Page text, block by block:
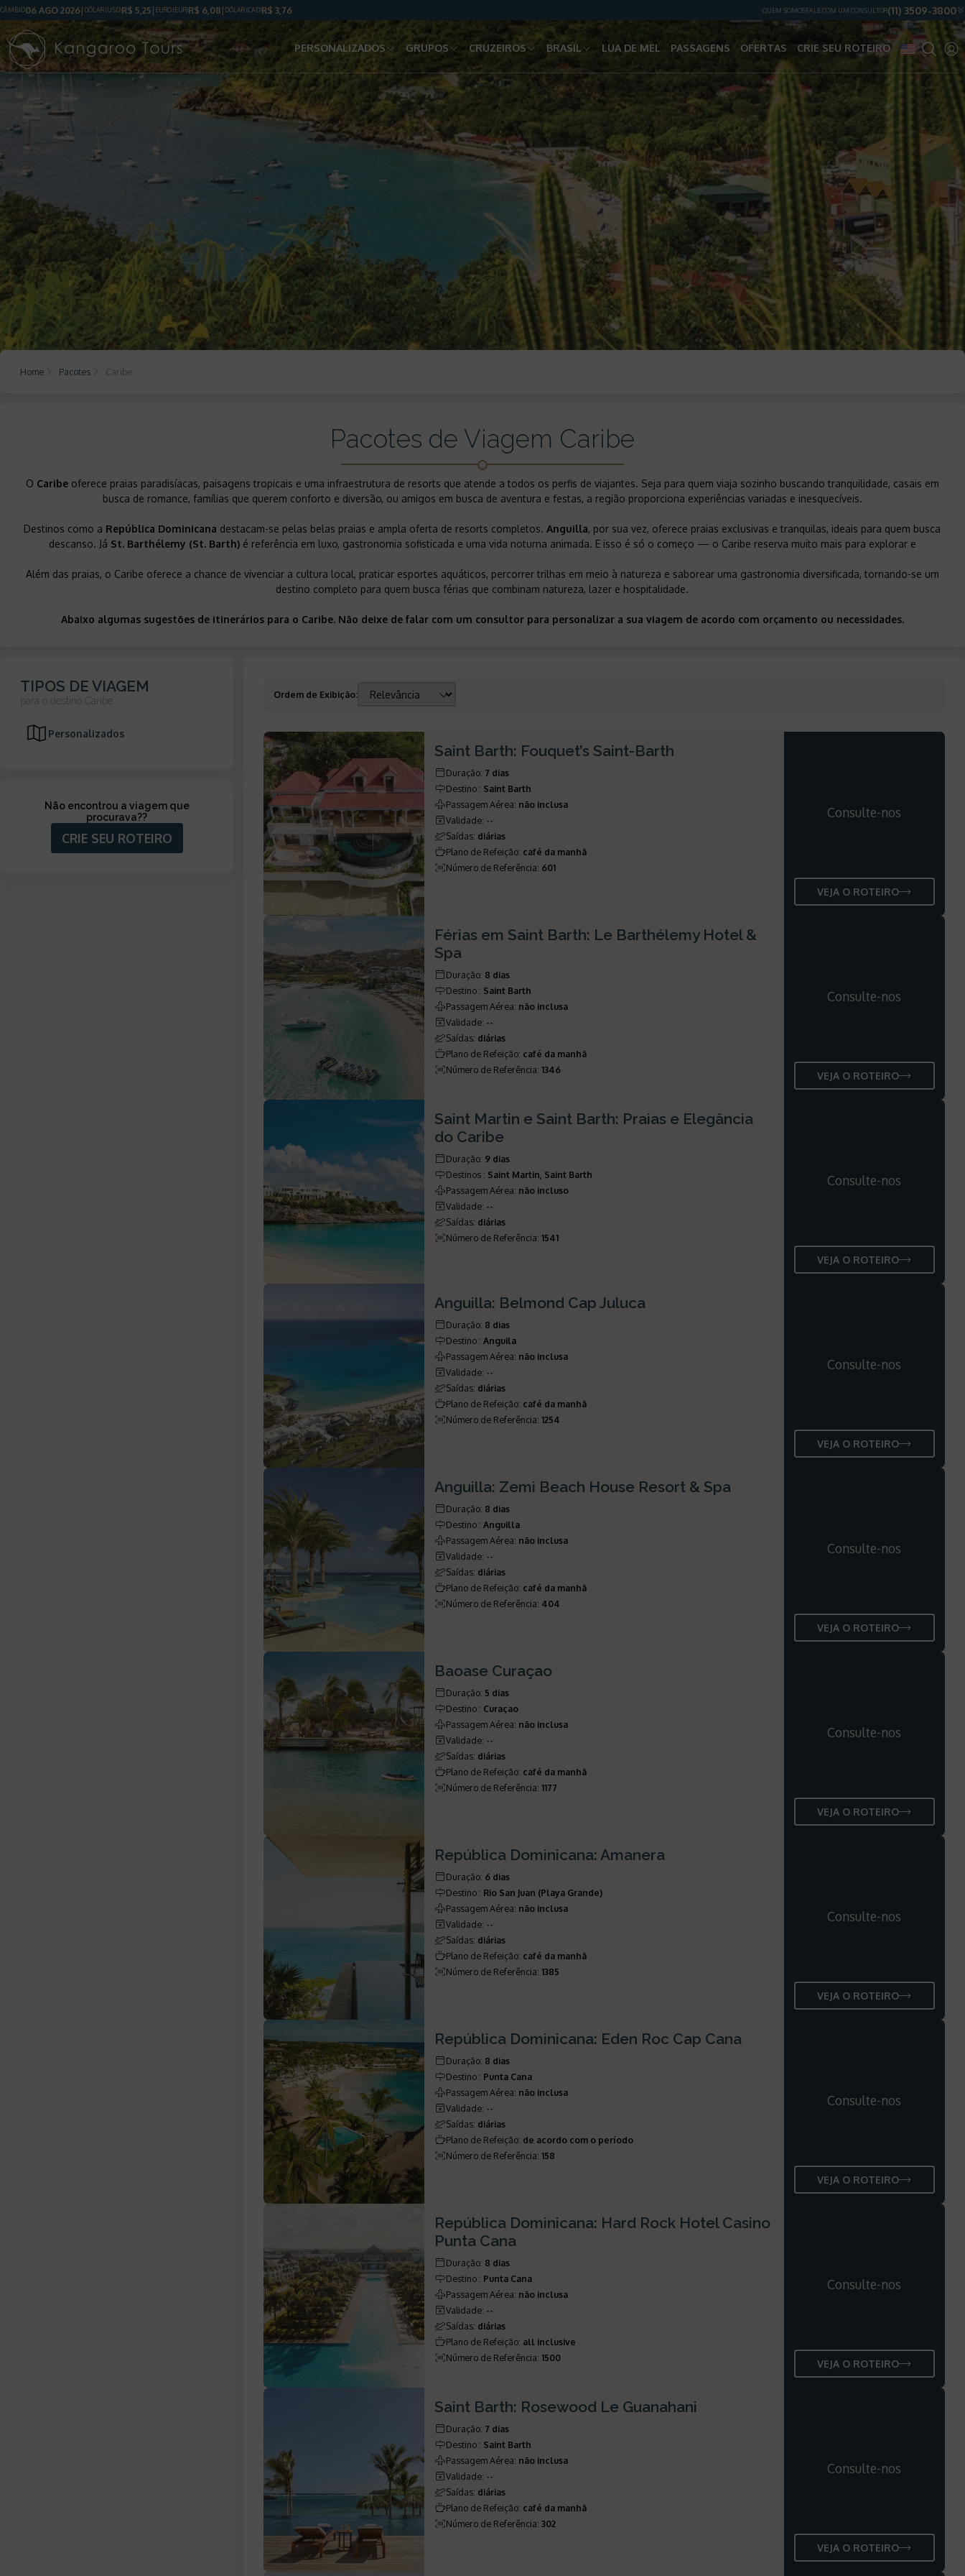
CÂMBIO06 AGO 2026 DÓLAR(USD)R$ 5,25 EURO (EUR)R$ 6,08 DÓLAR(CAD)R$ 3,76 QUEM SOMOSFALE COM UM CONSULTOR(11) 3509-3800
PERSONALIZADOS GRUPOS CRUZEIROS BRASIL LUA DE MEL PASSAGENS OFERTAS CRIE SEU ROTEIRO
Home Pacotes Caribe
Pacotes de Viagem Caribe
O Caribeoferece praias paradisíacas, paisagens tropicais e uma infraestrutura de resorts que atende a todos os perfis de viajantes. Seja para quem viaja sozinho buscando tranquilidade, casais em
busca de romance, famílias que querem conforto e diversão, ou amigos em busca de aventura e festas, a região proporciona experiências variadas e inesquecíveis.
Destinos como a República Dominicana destacam-se pelas belas praias e ampla oferta de resorts completos.Anguilla, por sua vez, oferece praias exclusivas e tranquilas, ideais para quem busca
descanso. Já St. Barthélemy (St. Barth)é referência em luxo, gastronomia sofisticada e uma vida noturna animada. E isso é só o começo — o Caribe reserva muito mais para explorar e
Além das praias, o Caribe oferece a chance de vivenciar a cultura local, praticar esportes aquáticos, percorrer trilhas em meio à natureza e saborear uma gastronomia diversificada, tornando-se um
destino completo para quem busca férias que combinam natureza, lazer e hospitalidade.
Abaixo algumas sugestões de itinerários para o Caribe. Não deixe de falar com um consultor para personalizar a sua viagem de acordo com orçamento ou necessidades.
TIPOS DE VIAGEM
para o destino Caribe
Personalizados
Não encontrou a viagem que
procurava??
CRIE SEU ROTEIRO
Ordem de Exibição:
Saint Barth: Fouquet’s Saint-Barth
Duração: 7 dias
Destino : Saint Barth
Passagem Aérea: não inclusa
Validade: --
Saídas: diárias
Plano de Refeição: café da manhã
Número de Referência: 601
Consulte-nos
VEJA O ROTEIRO
Férias em Saint Barth: Le Barthélemy Hotel &
Spa
Duração: 8 dias
Destino : Saint Barth
Passagem Aérea: não inclusa
Validade: --
Saídas: diárias
Plano de Refeição: café da manhã
Número de Referência:1346
Consulte-nos
VEJA O ROTEIRO
Saint Martin e Saint Barth: Praias e Elegância
do Caribe
Duração: 9 dias
Destinos : Saint Martin, Saint Barth
Passagem Aérea: não incluso
Validade: --
Saídas: diárias
Número de Referência:1541
Consulte-nos
VEJA O ROTEIRO
Anguilla: Belmond Cap Juluca
Duração: 8 dias
Destino : Anguila
Passagem Aérea: não inclusa
Validade: --
Saídas: diárias
Plano de Refeição: café da manhã
Número de Referência:1254
Consulte-nos
VEJA O ROTEIRO
Anguilla: Zemi Beach House Resort & Spa
Duração: 8 dias
Destino : Anguilla
Passagem Aérea: não inclusa
Validade: --
Saídas: diárias
Plano de Refeição: café da manhã
Número de Referência: 404
Consulte-nos
VEJA O ROTEIRO
Baoase Curaçao
Duração: 5 dias
Destino : Curaçao
Passagem Aérea: não inclusa
Validade: --
Saídas: diárias
Plano de Refeição: café da manhã
Número de Referência:1177
Consulte-nos
VEJA O ROTEIRO
República Dominicana: Amanera
Duração: 6 dias
Destino : Rio San Juan (Playa Grande)
Passagem Aérea: não inclusa
Validade: --
Saídas: diárias
Plano de Refeição: café da manhã
Número de Referência:1385
Consulte-nos
VEJA O ROTEIRO
República Dominicana: Eden Roc Cap Cana
Duração: 8 dias
Destino : Punta Cana
Passagem Aérea: não inclusa
Validade: --
Saídas: diárias
Plano de Refeição: de acordo com o período
Número de Referência:158
Consulte-nos
VEJA O ROTEIRO
República Dominicana: Hard Rock Hotel Casino
Punta Cana
Duração: 8 dias
Destino : Punta Cana
Passagem Aérea: não inclusa
Validade: --
Saídas: diárias
Plano de Refeição: all inclusive
Número de Referência:1500
Consulte-nos
VEJA O ROTEIRO
Saint Barth: Rosewood Le Guanahani
Duração: 7 dias
Destino : Saint Barth
Passagem Aérea: não inclusa
Validade: --
Saídas: diárias
Plano de Refeição: café da manhã
Número de Referência:302
Consulte-nos
VEJA O ROTEIRO